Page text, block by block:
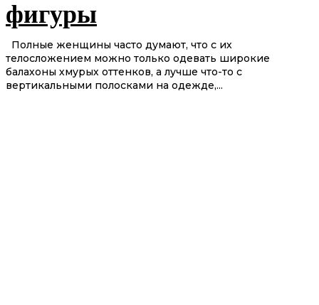
фигуры
телосложением можно только одевать широкие
балахоны хмурых оттенков, а лучше что-то с
вертикальными полосками на одежде,...